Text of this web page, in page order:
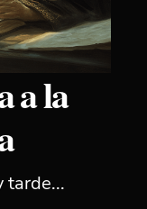
a la
tarde...